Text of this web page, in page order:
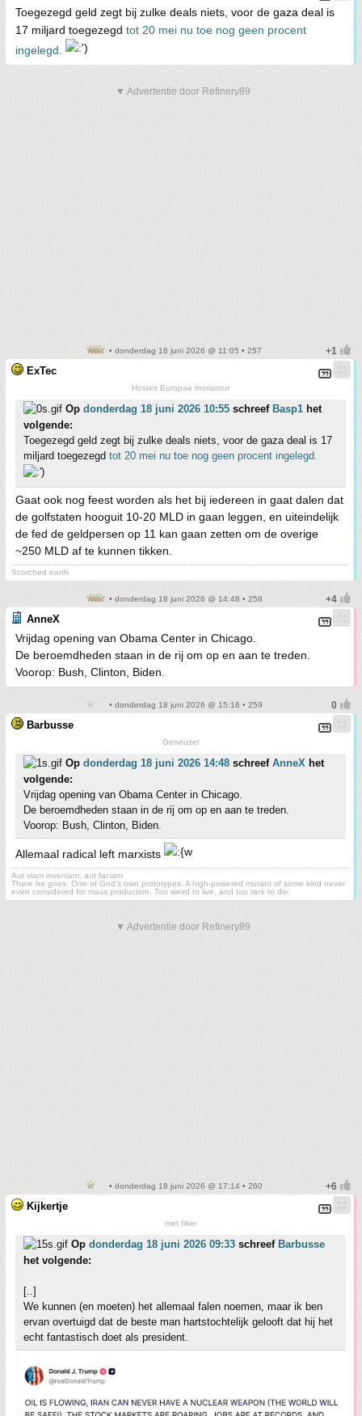
Toegezegd geld zegt bij zulke deals niets, voor de gaza deal is
17 miljard toegezegd tot 20 mei nu toe nog geen procent
ingelegd.
▼ Advertentie door Refinery89
• donderdag 18 juni 2026 @ 11:05 • 257
ExTec
Hostes Europae moriantur
Op donderdag 18 juni 2026 10:55 schreef Basp1 het
volgende:
Toegezegd geld zegt bij zulke deals niets, voor de gaza deal is 17
miljard toegezegd tot 20 mei nu toe nog geen procent ingelegd.
Gaat ook nog feest worden als het bij iedereen in gaat dalen dat
de golfstaten hooguit 10-20 MLD in gaan leggen, en uiteindelijk
de fed de geldpersen op 11 kan gaan zetten om de overige
~250 MLD af te kunnen tikken.
Scorched earth
• donderdag 18 juni 2026 @ 14:48 • 258
AnneX
Vrijdag opening van Obama Center in Chicago.
De beroemdheden staan in de rij om op en aan te treden.
Voorop: Bush, Clinton, Biden.
• donderdag 18 juni 2026 @ 15:16 • 259
Barbusse
Geneuzel
Op donderdag 18 juni 2026 14:48 schreef AnneX het
volgende:
Vrijdag opening van Obama Center in Chicago.
De beroemdheden staan in de rij om op en aan te treden.
Voorop: Bush, Clinton, Biden.
Allemaal radical left marxists
Aut viam inveniam, aut faciam
There he goes. One of God's own prototypes. A high-powered mutant of some kind never
even considered for mass production. Too weird to live, and too rare to die.
▼ Advertentie door Refinery89
• donderdag 18 juni 2026 @ 17:14 • 260
Kijkertje
met filter
Op donderdag 18 juni 2026 09:33 schreef Barbusse
het volgende:
[..]
We kunnen (en moeten) het allemaal falen noemen, maar ik ben
ervan overtuigd dat de beste man hartstochtelijk gelooft dat hij het
echt fantastisch doet als president.